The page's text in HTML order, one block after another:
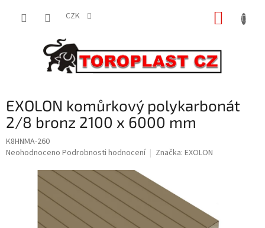
CZK
EXOLON komůrkový polykarbonát
2/8 bronz 2100 x 6000 mm
K8HNMA-260
Průměrné
Neohodnoceno Podrobnosti hodnocení Značka: EXOLON